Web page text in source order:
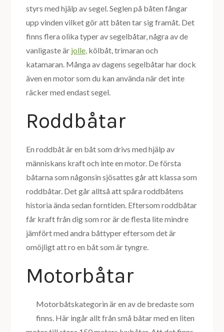
styrs med hjälp av segel. Seglen på båten fångar
upp vinden vilket gör att båten tar sig framåt. Det
finns flera olika typer av segelbåtar, några av de
vanligaste är jolle, kölbåt, trimaran och
katamaran. Många av dagens segelbåtar har dock
även en motor som du kan använda när det inte
räcker med endast segel.
Roddbåtar
En roddbåt är en båt som drivs med hjälp av
människans kraft och inte en motor. De första
båtarna som någonsin sjösattes går att klassa som
roddbåtar. Det går alltså att spåra roddbåtens
historia ända sedan forntiden. Eftersom roddbåtar
får kraft från dig som ror är de flesta lite mindre
jämfört med andra båttyper eftersom det är
omöjligt att ro en båt som är tyngre.
Motorbåtar
Motorbåtskategorin är en av de bredaste som
finns. Här ingår allt från små båtar med en liten